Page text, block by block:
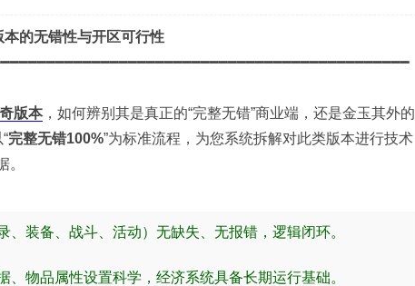
的无错性与开区可行性
版本，如何辨别其是真正的“完整无错”商业端，还是金玉其外的
完整无错100%”为标准流程，为您系统拆解对此类版本进行技术
。
、装备、战斗、活动）无缺失、无报错，逻辑闭环。
、物品属性设置科学，经济系统具备长期运行基础。